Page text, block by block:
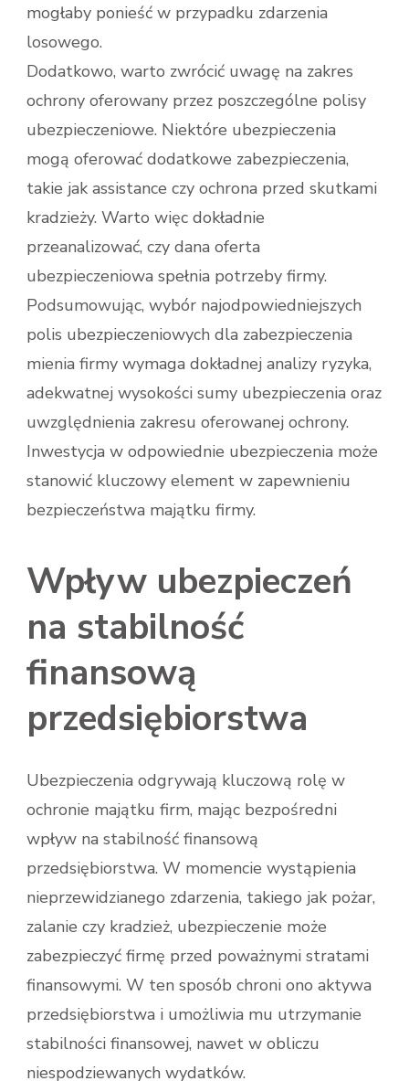
mogłaby ponieść w przypadku zdarzenia
losowego.
Dodatkowo, warto zwrócić uwagę na zakres
ochrony oferowany przez poszczególne polisy
ubezpieczeniowe. Niektóre ubezpieczenia
mogą oferować dodatkowe zabezpieczenia,
takie jak assistance czy ochrona przed skutkami
kradzieży. Warto więc dokładnie
przeanalizować, czy dana oferta
ubezpieczeniowa spełnia potrzeby firmy.
Podsumowując, wybór najodpowiedniejszych
polis ubezpieczeniowych dla zabezpieczenia
mienia firmy wymaga dokładnej analizy ryzyka,
adekwatnej wysokości sumy ubezpieczenia oraz
uwzględnienia zakresu oferowanej ochrony.
Inwestycja w odpowiednie ubezpieczenia może
stanowić kluczowy element w zapewnieniu
bezpieczeństwa majątku firmy.
Wpływ ubezpieczeń
na stabilność
finansową
przedsiębiorstwa
Ubezpieczenia odgrywają kluczową rolę w
ochronie majątku firm, mając bezpośredni
wpływ na stabilność finansową
przedsiębiorstwa. W momencie wystąpienia
nieprzewidzianego zdarzenia, takiego jak pożar,
zalanie czy kradzież, ubezpieczenie może
zabezpieczyć firmę przed poważnymi stratami
finansowymi. W ten sposób chroni ono aktywa
przedsiębiorstwa i umożliwia mu utrzymanie
stabilności finansowej, nawet w obliczu
niespodziewanych wydatków.